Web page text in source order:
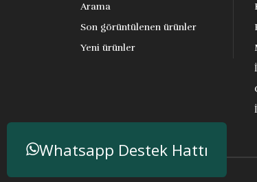
Arama
Son görüntülenen ürünler
Yeni ürünler
Whatsapp Destek Hattı